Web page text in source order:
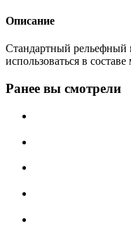
Описание
Стандартный
использоваться в
Ранее вы смотрели